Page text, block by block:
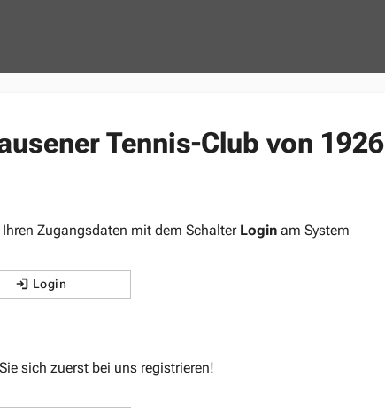
Tennis-Club von 1926
Zugangsdaten mit dem Schalter Login am System
Login
sich zuerst bei uns registrieren!